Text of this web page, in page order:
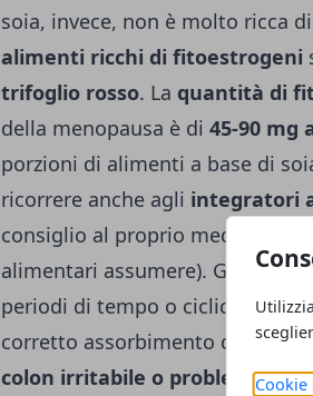
Cookie
soia, invece, non è molto ricca
alimenti ricchi di fitoestrogeni
trifoglio rosso. La quantità di
della menopausa è di 45-90 mg
porzioni di alimenti a base di
ricorrere anche agli integratori
consiglio al proprio medico o al
alimentari assumere). Gli
periodi di tempo o ciclicamente
corretto assorbimento di
colon irritabile o problemi